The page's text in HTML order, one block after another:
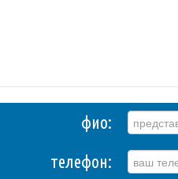
фио:
телефон: